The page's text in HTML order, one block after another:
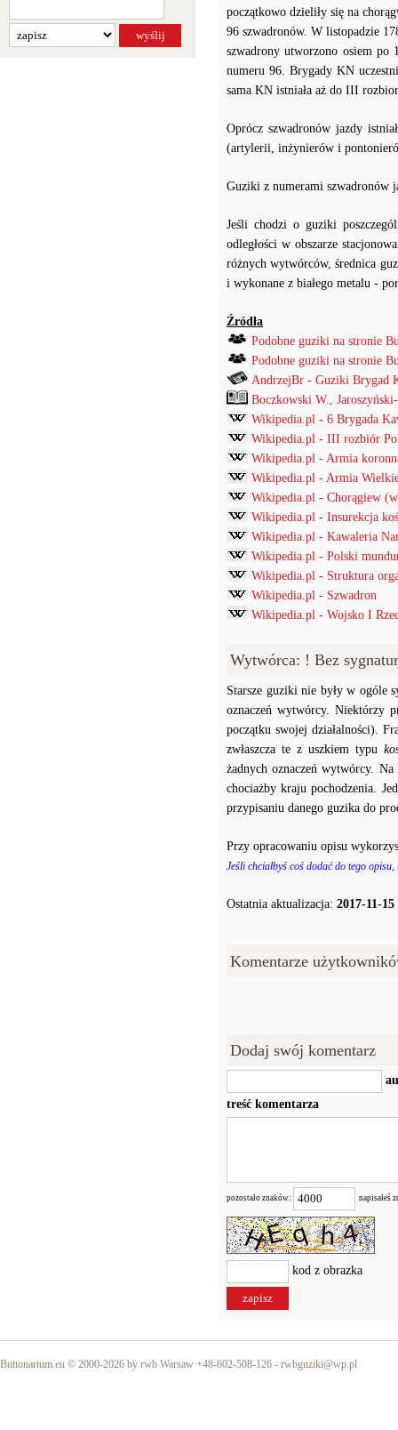
początkowo dzieliły się na
96 szwadronów. W listopadzie
szwadrony utworzono osiem po
numeru 96. Brygady KN
sama KN istniała aż do III
Oprócz szwadronów jazdy
(artylerii, inżynierów i
Guziki z numerami szwadronów
Jeśli chodzi o guziki
odległości w obszarze
różnych wytwórców, średnica
i wykonane z białego metalu -
Źródła
Podobne guziki na stronie
Podobne guziki na stronie
AndrzejBr - Guziki Brygad
Boczkowski W.,
Wikipedia.pl - 6 Brygada
Wikipedia.pl - III rozbiór
Wikipedia.pl - Armia
Wikipedia.pl - Armia
Wikipedia.pl - Chorągiew
Wikipedia.pl - Insurekcja
Wikipedia.pl - Kawaleria
Wikipedia.pl - Polski
Wikipedia.pl - Struktura
Wikipedia.pl - Szwadron
Wikipedia.pl - Wojsko I
Wytwórca: ! Bez
Starsze guziki nie były w ogóle
oznaczeń wytwórcy. Niektórzy
początku swojej działalności).
zwłaszcza te z uszkiem typu
żadnych oznaczeń wytwórcy.
chociażby kraju pochodzenia.
przypisaniu danego guzika do
Przy opracowaniu opisu
Jeśli chciałbyś coś dodać do tego
Ostatnia aktualizacja: 2017-11-15
Komentarze
Dodaj swój komentarz
treść komentarza
pozostało znaków: napisałeś
kod z obrazka
Buttonarium.eu © 2000-2026 by rwb Warsaw +48-602-508-126 - rwbguziki@wp.pl